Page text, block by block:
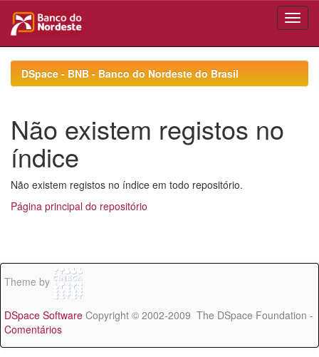
navigationDSpace - BNB - Banco do Nordeste do Brasil
Não existem registos no
índice
Não existem registos no índice em todo repositório.
Página principal do repositório
Theme by
DSpace Software Copyright © 2002-2009 The DSpace Foundation -
Comentários